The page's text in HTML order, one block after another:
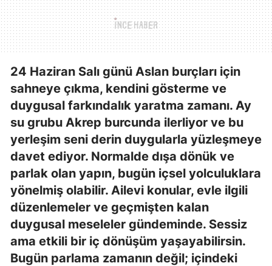
24 Haziran Salı günü Aslan burçları için
sahneye çıkma, kendini gösterme ve
duygusal farkındalık yaratma zamanı. Ay
su grubu Akrep burcunda ilerliyor ve bu
yerleşim seni derin duygularla yüzleşmeye
davet ediyor. Normalde dışa dönük ve
parlak olan yapın, bugün içsel yolculuklara
yönelmiş olabilir. Ailevi konular, evle ilgili
düzenlemeler ve geçmişten kalan
duygusal meseleler gündeminde. Sessiz
ama etkili bir iç dönüşüm yaşayabilirsin.
Bugün parlama zamanın değil; içindeki